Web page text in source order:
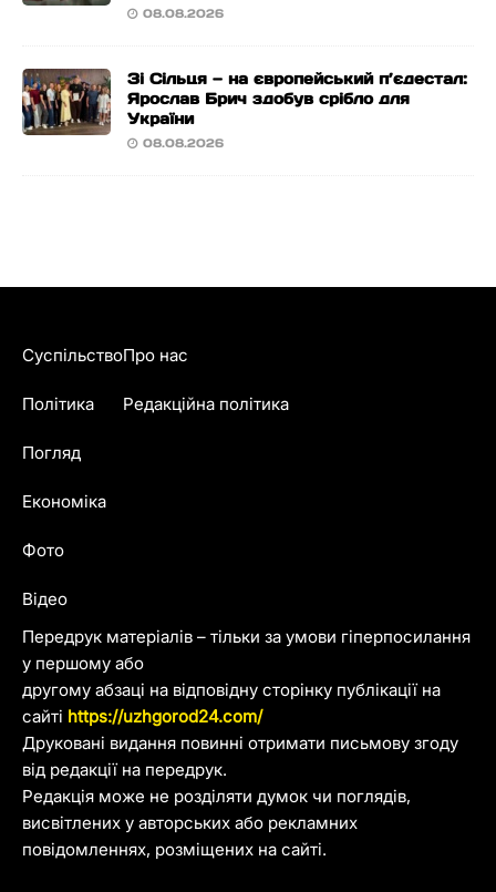
08.08.2026
Зі Сільця — на європейський п’єдестал:
Ярослав Брич здобув срібло для
України
08.08.2026
Передрук матеріалів – тільки за умови гіперпосилання
у першому або
другому абзаці на відповідну сторінку публікації на
сайті https://uzhgorod24.com/
Друковані видання повинні отримати письмову згоду
від редакції на передрук.
Редакція може не розділяти думок чи поглядів,
висвітлених у авторських або рекламних
повідомленнях, розміщених на сайті.
Суспільство
Політика
Погляд
Економіка
Фото
Відео
Про нас
Редакційна політика